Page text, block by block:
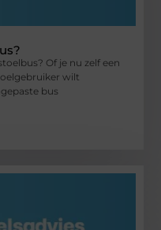
Of je nu zelf een
wilt
bus